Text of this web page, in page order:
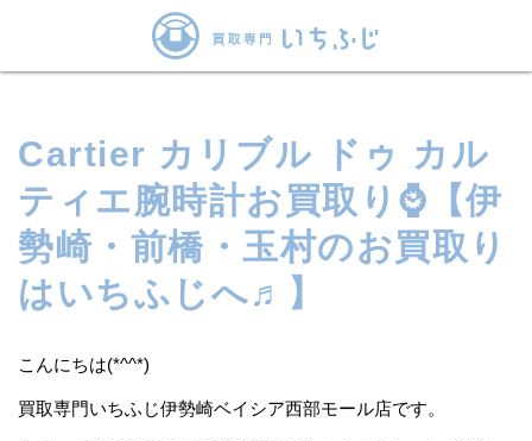
Cartier カリブル ドゥ カル
ティエ腕時計お買取り⌚【伊
勢崎・前橋・玉村のお買取り
はいちふじへ♬】
こんにちは(*^^*)
買取専門いちふじ伊勢崎ベイシア西部モール店です。